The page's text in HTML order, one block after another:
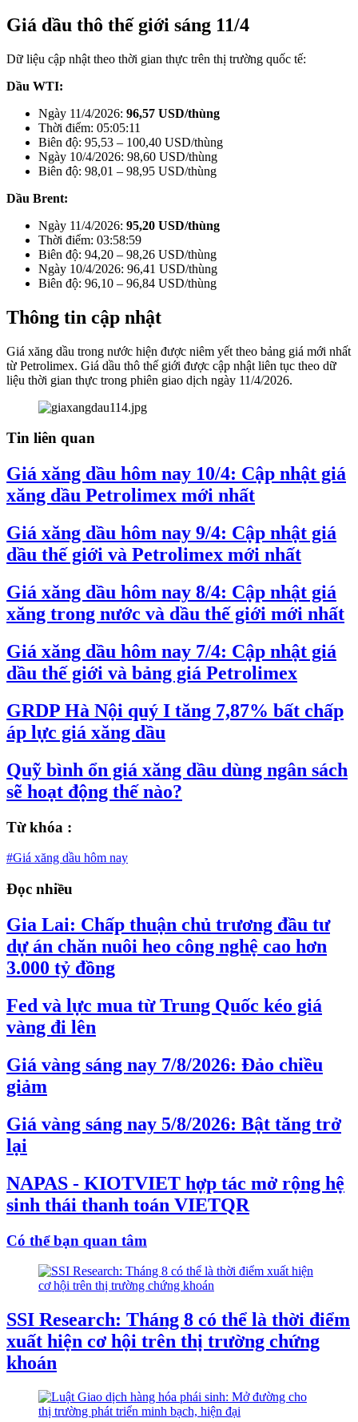
Giá dầu thô thế giới sáng 11/4
Dữ liệu cập nhật theo thời gian thực trên thị trường quốc tế:
Dầu WTI:
Ngày 11/4/2026: 96,57 USD/thùng
Thời điểm: 05:05:11
Biên độ: 95,53 – 100,40 USD/thùng
Ngày 10/4/2026: 98,60 USD/thùng
Biên độ: 98,01 – 98,95 USD/thùng
Dầu Brent:
Ngày 11/4/2026: 95,20 USD/thùng
Thời điểm: 03:58:59
Biên độ: 94,20 – 98,26 USD/thùng
Ngày 10/4/2026: 96,41 USD/thùng
Biên độ: 96,10 – 96,84 USD/thùng
Thông tin cập nhật
Giá xăng dầu trong nước hiện được niêm yết theo bảng giá mới nhất
từ Petrolimex. Giá dầu thô thế giới được cập nhật liên tục theo dữ
liệu thời gian thực trong phiên giao dịch ngày 11/4/2026.
Tin liên quan
Giá xăng dầu hôm nay 10/4: Cập nhật giá
xăng dầu Petrolimex mới nhất
Giá xăng dầu hôm nay 9/4: Cập nhật giá
dầu thế giới và Petrolimex mới nhất
Giá xăng dầu hôm nay 8/4: Cập nhật giá
xăng trong nước và dầu thế giới mới nhất
Giá xăng dầu hôm nay 7/4: Cập nhật giá
dầu thế giới và bảng giá Petrolimex
GRDP Hà Nội quý I tăng 7,87% bất chấp
áp lực giá xăng dầu
Quỹ bình ổn giá xăng dầu dùng ngân sách
sẽ hoạt động thế nào?
Từ khóa :
#Giá xăng dầu hôm nay
Đọc nhiều
Gia Lai: Chấp thuận chủ trương đầu tư
dự án chăn nuôi heo công nghệ cao hơn
3.000 tỷ đồng
Fed và lực mua từ Trung Quốc kéo giá
vàng đi lên
Giá vàng sáng nay 7/8/2026: Đảo chiều
giảm
Giá vàng sáng nay 5/8/2026: Bật tăng trở
lại
NAPAS - KIOTVIET hợp tác mở rộng hệ
sinh thái thanh toán VIETQR
Có thể bạn quan tâm
SSI Research: Tháng 8 có thể là thời điểm
xuất hiện cơ hội trên thị trường chứng
khoán